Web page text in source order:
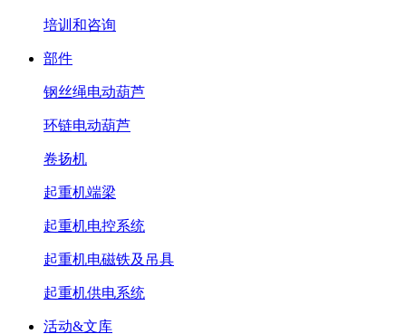
培训和咨询
部件
钢丝绳电动葫芦
环链电动葫芦
卷扬机
起重机端梁
起重机电控系统
起重机电磁铁及吊具
起重机供电系统
活动&文库